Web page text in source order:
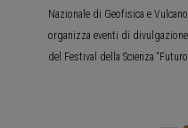
Nazionale di Geofisica e
organizza eventi di
del Festival della Scienza “Futuro